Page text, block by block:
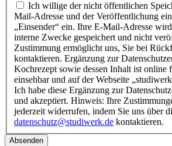
Ich willige der nicht öffentlichen
Mail-Adresse und der Veröffentlichung eines
„Einsender“ ein. Ihre E-Mail-Adresse
interne Zwecke gespeichert und nicht
Zustimmung ermöglicht uns, Sie bei
kontaktieren. Ergänzung zur
Kochrezept sowie dessen Inhalt ist online
einsehbar und auf der Webseite
Ich habe diese Ergänzung zur
und akzeptiert. Hinweis: Ihre
jederzeit widerrufen, indem Sie uns über
datenschutz@studiwerk.de kontaktieren.
Absenden